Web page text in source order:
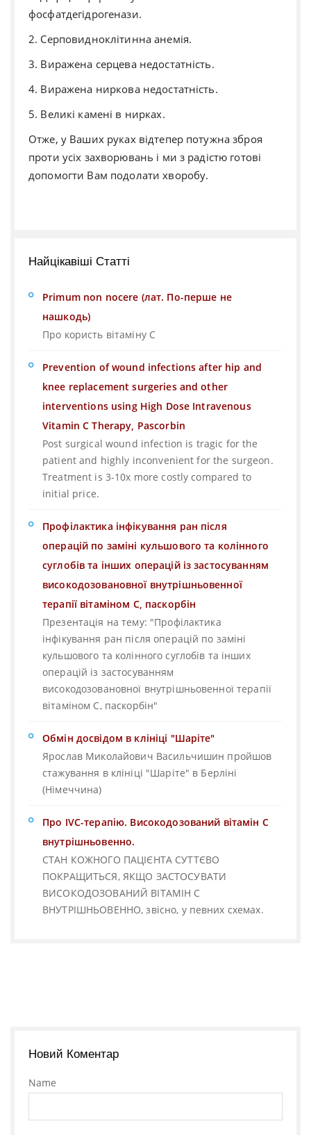
фосфатдегідрогенази.
2. Серповидноклітинна анемія.
3. Виражена серцева недостатність.
4. Виражена ниркова недостатність.
5. Великі камені в нирках.
Отже, у Ваших руках відтепер потужна зброя
проти усіх захворювань і ми з радістю готові
допомогти Вам подолати хворобу.
Найцікавіші Статті
Primum non nocere (лат. По-перше не
нашкодь)
Про користь вітаміну С
Prevention of wound infections after hip and
knee replacement surgeries and other
interventions using High Dose Intravenous
Vitamin C Therapy, Pascorbin
Post surgical wound infection is tragic for the
patient and highly inconvenient for the surgeon.
Treatment is 3-10x more costly compared to
initial price.
Профілактика інфікування ран після
операцій по заміні кульшового та колінного
суглобів та інших операцій із застосуванням
високодозовановної внутрішньовенної
терапії вітаміном С, паскорбін
Презентація на тему: "Профілактика
інфікування ран після операцій по заміні
кульшового та колінного суглобів та інших
операцій із застосуванням
високодозовановної внутрішньовенної терапії
вітаміном С, паскорбін"
Обмін досвідом в клініці "Шаріте"
Ярослав Миколайович Васильчишин пройшов
стажування в клініці "Шаріте" в Берліні
(Німеччина)
Про IVC-терапію. Високодозований вітамін С
внутрішньовенно.
СТАН КОЖНОГО ПАЦІЄНТА СУТТЄВО
ПОКРАЩИТЬСЯ, ЯКЩО ЗАСТОСУВАТИ
ВИСОКОДОЗОВАНИЙ ВІТАМІН С
ВНУТРІШНЬОВЕННО, звісно, у певних схемах.
Новий Коментар
Name